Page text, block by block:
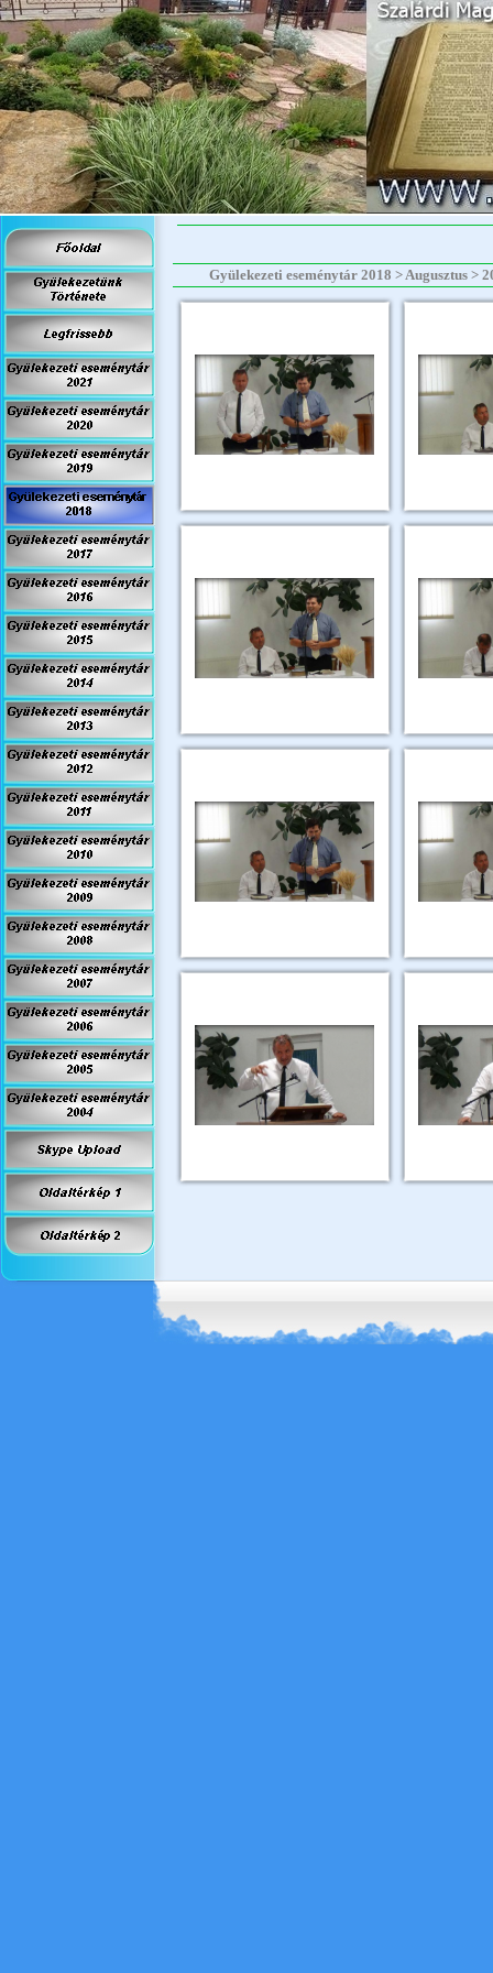
Gyülekezeti eseménytár 2018 > Augusztus >